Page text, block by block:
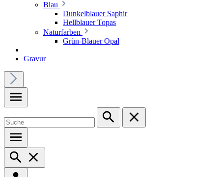
Blau
Dunkelblauer Saphir
Hellblauer Topas
Naturfarben
Grün-Blauer Opal
Gravur